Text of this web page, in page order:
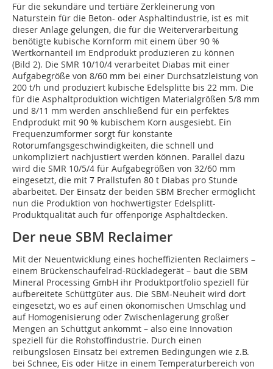
Für die sekundäre und tertiäre Zerkleinerung von
Naturstein für die Beton- oder Asphaltindustrie, ist es mit
dieser Anlage gelungen, die für die Weiterverarbeitung
benötigte kubische Kornform mit einem über 90 %
Wertkornanteil im Endprodukt produzieren zu können
(Bild 2). Die SMR 10/10/4 verarbeitet Diabas mit einer
Aufgabegröße von 8/60 mm bei einer Durchsatzleistung von
200 t/h und produziert kubische Edelsplitte bis 22 mm. Die
für die Asphaltproduktion wichtigen Materialgrößen 5/8 mm
und 8/11 mm werden anschließend für ein perfektes
Endprodukt mit 90 % kubischem Korn ausgesiebt. Ein
Frequenzumformer sorgt für konstante
Rotorumfangsgeschwindigkeiten, die schnell und
unkompliziert nachjustiert werden können. Parallel dazu
wird die SMR 10/5/4 für Aufgabegrößen von 32/60 mm
eingesetzt, die mit 7 Prallstufen 80 t Diabas pro Stunde
abarbeitet. Der Einsatz der beiden SBM Brecher ermöglicht
nun die Produktion von hochwertigster Edelsplitt-
Produktqualität auch für offenporige Asphaltdecken.
Der neue SBM Reclaimer
Mit der Neuentwicklung eines hocheffizienten Reclaimers –
einem Brückenschaufelrad-Rückladegerät – baut die SBM
Mineral Processing GmbH ihr Produktportfolio speziell für
aufbereitete Schüttgüter aus. Die SBM-Neuheit wird dort
eingesetzt, wo es auf einen ökonomischen Umschlag und
auf Homogenisierung oder Zwischenlagerung großer
Mengen an Schüttgut ankommt – also eine Innovation
speziell für die Rohstoffindustrie. Durch einen
reibungslosen Einsatz bei extremen Bedingungen wie z.B.
bei Schnee, Eis oder Hitze in einem Temperaturbereich von